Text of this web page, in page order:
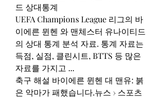
드 상대통계
UEFA Champions League 리그의 바
이에른 뮌헨 와 맨체스터 유나이티드
의 상대 통계 분석 자료. 통계 자료는
득점, 실점, 클린시트, BTTS 등 많은
자료를 가지고 ...
축구 해설 바이에른 뮌헨 대 맨유: 붉
은 악마가 패했습니다.뉴스 › 스포츠